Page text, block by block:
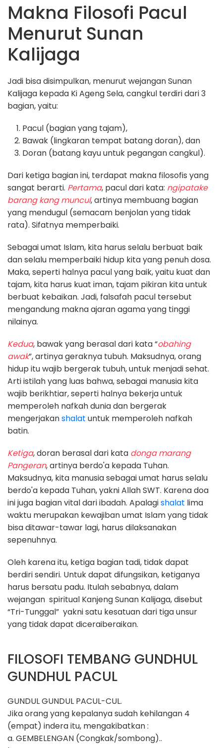
Makna Filosofi Pacul
Menurut Sunan
Kalijaga
Jadi bisa disimpulkan, menurut wejangan Sunan
Kalijaga kepada Ki Ageng Sela, cangkul terdiri dari 3
bagian, yaitu:
Pacul (bagian yang tajam),
Bawak (lingkaran tempat batang doran), dan
Doran (batang kayu untuk pegangan cangkul).
Dari ketiga bagian ini, terdapat makna filosofis yang
sangat berarti. Pertama, pacul dari kata: ngipatake
barang kang muncul, artinya membuang bagian
yang mendugul (semacam benjolan yang tidak
rata). Sifatnya memperbaiki.
Sebagai umat Islam, kita harus selalu berbuat baik
dan selalu memperbaiki hidup kita yang penuh dosa.
Maka, seperti halnya pacul yang baik, yaitu kuat dan
tajam, kita harus kuat iman, tajam pikiran kita untuk
berbuat kebaikan. Jadi, falsafah pacul tersebut
mengandung makna ajaran agama yang tinggi
nilainya.
Kedua, bawak yang berasal dari kata “obahing
awak”, artinya geraknya tubuh. Maksudnya, orang
hidup itu wajib bergerak tubuh, untuk menjadi sehat.
Arti istilah yang luas bahwa, sebagai manusia kita
wajib berikhtiar, seperti halnya bekerja untuk
memperoleh nafkah dunia dan bergerak
mengerjakanshalat untuk memperoleh nafkah
batin.
Ketiga, doran berasal dari kata donga marang
Pangeran, artinya berdo'a kepada Tuhan.
Maksudnya, kita manusia sebagai umat harus selalu
berdo'a kepada Tuhan, yakni Allah SWT. Karena doa
ini juga bagian vital dari ibadah. Apalagishalat lima
waktu merupakan kewajiban umat Islam yang tidak
bisa ditawar-tawar lagi, harus dilaksanakan
sepenuhnya.
Oleh karena itu, ketiga bagian tadi, tidak dapat
berdiri sendiri. Untuk dapat difungsikan, ketiganya
harus bersatu padu. Itulah sebabnya, dalam
wejangan spiritual Kanjeng Sunan Kalijaga, disebut
“Tri-Tunggal” yakni satu kesatuan dari tiga unsur
yang tidak dapat diceraiberaikan.
FILOSOFI TEMBANG GUNDHUL
GUNDHUL PACUL
GUNDUL GUNDUL PACUL-CUL.
Jika orang yang kepalanya sudah kehilangan 4
(empat) indera itu, mengakibatkan :
a. GEMBELENGAN (Congkak/sombong)..